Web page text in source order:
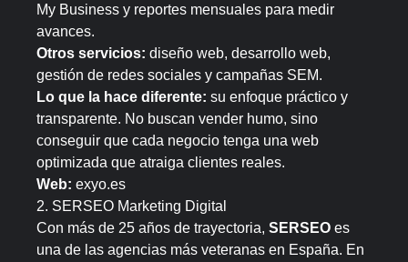
My Business y reportes mensuales para medir
avances.
Otros servicios: diseño web, desarrollo web,
gestión de redes sociales y campañas SEM.
Lo que la hace diferente: su enfoque práctico y
transparente. No buscan vender humo, sino
conseguir que cada negocio tenga una web
optimizada que atraiga clientes reales.
Web: exyo.es
2. SERSEO Marketing Digital
Con más de 25 años de trayectoria, SERSEO es
una de las agencias más veteranas en España. En